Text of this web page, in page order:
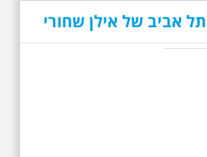
אביב של אילן שחורי